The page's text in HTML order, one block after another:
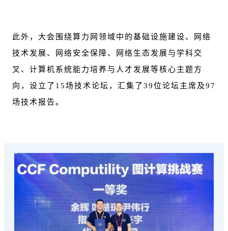
此外，大会围绕算力网领域中的基础设施建设、网络
技术发展、网络安全保障、网络生态发展与学科交
叉、计算机系统能力培养与人才发展等核心主题方
向，设立了15场技术论坛，汇集了39位论坛主席及97
场技术报告。